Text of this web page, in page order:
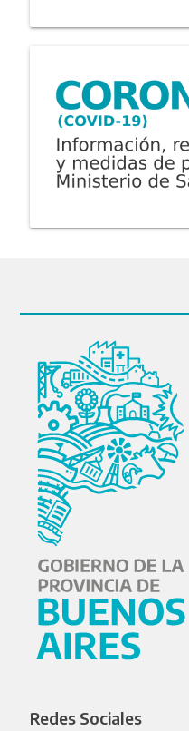
Redes Sociales